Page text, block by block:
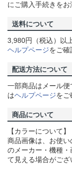
にご購入手続きをお
送料について
3,980円（税込）以
ヘルプページをご確
配送方法について
一部商品はメール便
はヘルプページをご
商品について
【カラーについて】
商品画像は、お使
のメーカー・機種
て見える場合がござ